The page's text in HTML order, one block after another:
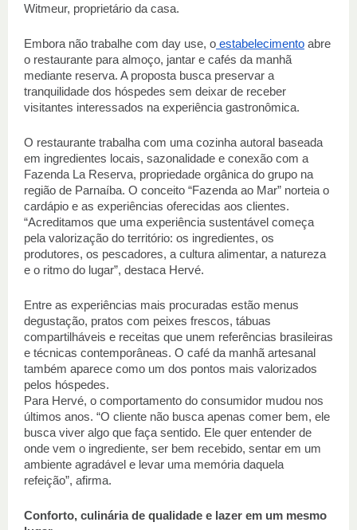
Witmeur, proprietário da casa.
Embora não trabalhe com day use, o estabelecimento abre
o restaurante para almoço, jantar e cafés da manhã
mediante reserva. A proposta busca preservar a
tranquilidade dos hóspedes sem deixar de receber
visitantes interessados na experiência gastronômica.
O restaurante trabalha com uma cozinha autoral baseada
em ingredientes locais, sazonalidade e conexão com a
Fazenda La Reserva, propriedade orgânica do grupo na
região de Parnaíba. O conceito “Fazenda ao Mar” norteia o
cardápio e as experiências oferecidas aos clientes.
“Acreditamos que uma experiência sustentável começa
pela valorização do território: os ingredientes, os
produtores, os pescadores, a cultura alimentar, a natureza
e o ritmo do lugar”, destaca Hervé.
Entre as experiências mais procuradas estão menus
degustação, pratos com peixes frescos, tábuas
compartilháveis e receitas que unem referências brasileiras
e técnicas contemporâneas. O café da manhã artesanal
também aparece como um dos pontos mais valorizados
pelos hóspedes.
Para Hervé, o comportamento do consumidor mudou nos
últimos anos. “O cliente não busca apenas comer bem, ele
busca viver algo que faça sentido. Ele quer entender de
onde vem o ingrediente, ser bem recebido, sentar em um
ambiente agradável e levar uma memória daquela
refeição”, afirma.
Conforto, culinária de qualidade e lazer em um mesmo